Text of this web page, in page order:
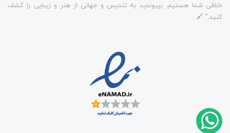
خلاقی شما هستیم. بپیوندید به تندیس و جهانی از هنر و زیبایی را کشف
کنید." 🖌️